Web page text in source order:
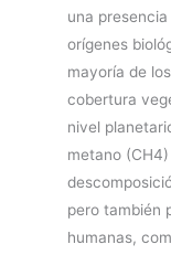
una
orígenes
mayoría de
cobertura
nivel
metano
pero también
humanas,